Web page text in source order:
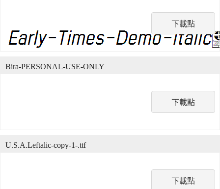
下載點
下載點
Bira-PERSONAL-USE-ONLY
下載點
U.S.A.Leftalic-copy-1-.ttf